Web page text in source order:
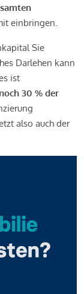
einbringen.
Sie
Darlehen kann
ist
30 % der
also auch der